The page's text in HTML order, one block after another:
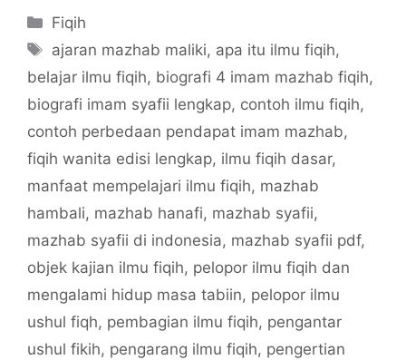
Categories
Fiqih
Tags
ajaran mazhab maliki, apa itu ilmu fiqih,
belajar ilmu fiqih, biografi 4 imam mazhab fiqih,
biografi imam syafii lengkap, contoh ilmu fiqih,
contoh perbedaan pendapat imam mazhab,
fiqih wanita edisi lengkap, ilmu fiqih dasar,
manfaat mempelajari ilmu fiqih, mazhab
hambali, mazhab hanafi, mazhab syafii,
mazhab syafii di indonesia, mazhab syafii pdf,
objek kajian ilmu fiqih, pelopor ilmu fiqih dan
mengalami hidup masa tabiin, pelopor ilmu
ushul fiqh, pembagian ilmu fiqih, pengantar
ushul fikih, pengarang ilmu fiqih, pengertian